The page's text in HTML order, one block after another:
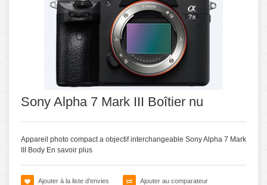
Sony Alpha 7 Mark III Boîtier nu
Appareil photo compact a objectif interchangeable Sony Alpha 7 Mark
III Body En savoir plus
Ajouter à la liste d'envies Ajouter au comparateur